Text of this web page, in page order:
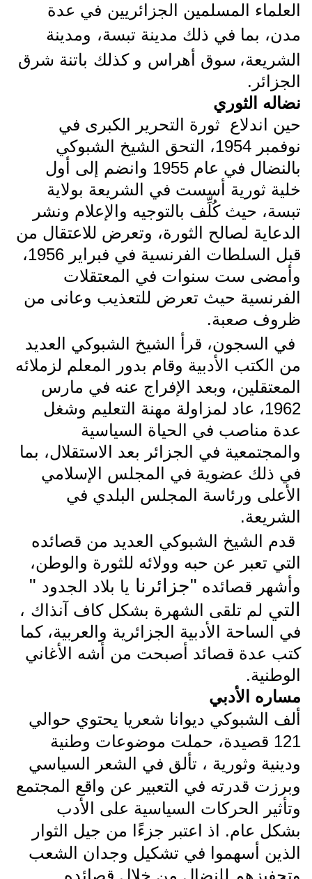
العلماء المسلمين الجزائريين في عدة
مدن، بما في ذلك مدينة تبسة، ومدينة
الشريعة، سوق أهراس و كذلك باتنة شرق
الجزائر.
نضاله الثوري
حين اندلاع ثورة التحرير الكبرى في
نوفمبر 1954، التحق الشيخ الشبوكي
بالنضال في عام 1955 وانضم إلى أول
خلية ثورية أسست في الشريعة بولاية
تبسة، حيث كُلِّف بالتوجيه والإعلام ونشر
الدعاية لصالح الثورة، وتعرض للاعتقال من
قبل السلطات الفرنسية في فبراير 1956،
وأمضى ست سنوات في المعتقلات
الفرنسية حيث تعرض للتعذيب وعانى من
ظروف صعبة.
في السجون، قرأ الشيخ الشبوكي العديد
من الكتب الأدبية وقام بدور المعلم لزملائه
المعتقلين، وبعد الإفراج عنه في مارس
1962، عاد لمزاولة مهنة التعليم وشغل
عدة مناصب في الحياة السياسية
والمجتمعية في الجزائر بعد الاستقلال، بما
في ذلك عضوية في المجلس الإسلامي
الأعلى ورئاسة المجلس البلدي في
الشريعة.
قدم الشيخ الشبوكي العديد من قصائده
التي تعبر عن حبه وولائه للثورة والوطن،
وأشهر قصائده "جزائرنا يا بلاد الجدود "
التي لم تلقى الشهرة بشكل كاف آنذاك ،
في الساحة الأدبية الجزائرية والعربية، كما
كتب عدة قصائد أصبحت من أشه الأغاني
الوطنية.
مساره الأدبي
ألف الشبوكي ديوانا شعريا يحتوي حوالي
121 قصيدة، حملت موضوعات وطنية
ودينية وثورية ، تألق في الشعر السياسي
وبرزت قدرته في التعبير عن واقع المجتمع
وتأثير الحركات السياسية على الأدب
بشكل عام. اذ اعتبر جزءًا من جيل الثوار
الذين أسهموا في تشكيل وجدان الشعب